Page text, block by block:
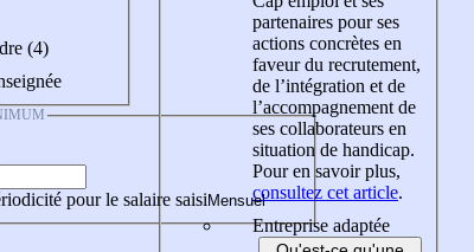
(4)
pour le salaire saisi
partenaires pour ses
actions concrètes en
faveur du recrutement,
de l’intégration et de
l’accompagnement de
ses collaborateurs en
situation de handicap.
Pour en savoir plus,
consultez cet article.
Entreprise adaptée